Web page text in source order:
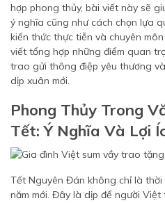
hợp phong thủy, bài viết này sẽ
ý nghĩa cũng như cách chọn lựa
kiến thức thực tiễn và chuyên
viết tổng hợp những điểm quan
trao gửi thông điệp yêu thương
dịp xuân mới.
Phong Thủy Trong
Tết: Ý Nghĩa Và Lợi
Tết Nguyên Đán không chỉ là
năm mới. Đây là dịp để người